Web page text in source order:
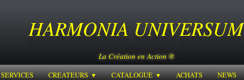
HARMONIA UNIVERSUM
La Création en Action ®
SERVICES CREATEURS▼ CATALOGUE▼ ACHATS NEWS